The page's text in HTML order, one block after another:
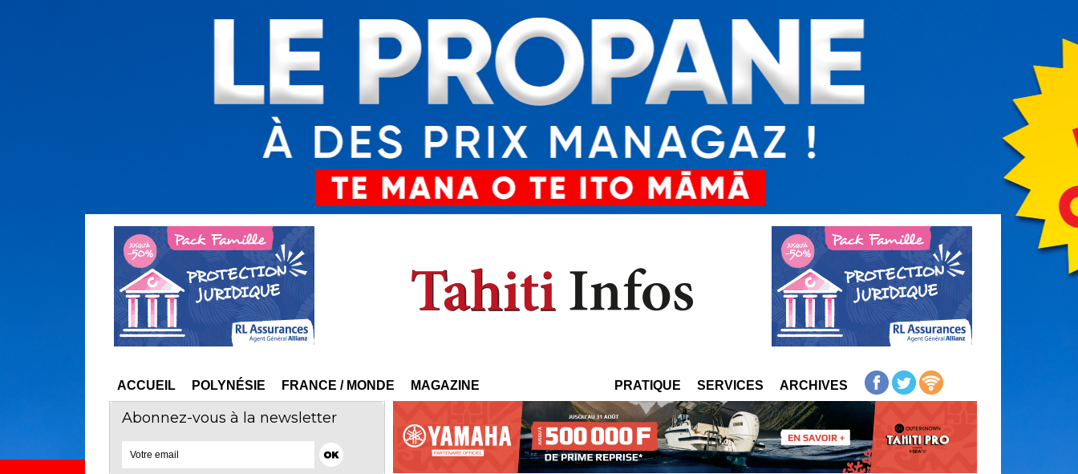
ACCUEIL POLYNÉSIE FRANCE / MONDE MAGAZINE PRATIQUE SERVICES ARCHIVES
Abonnez-vous à la newsletter